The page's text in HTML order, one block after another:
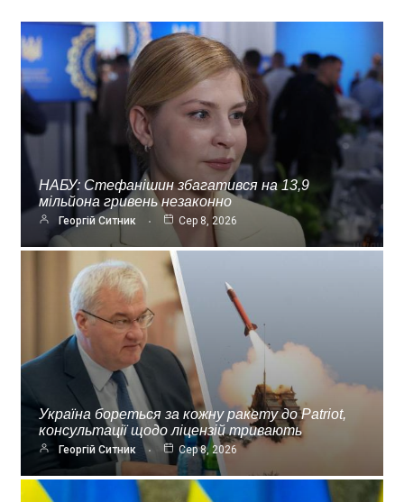
НАБУ: Стефанішин збагатився на 13,9
мільйона гривень незаконно
Георгій Ситник Сер 8, 2026
Україна бореться за кожну ракету до Patriot,
консультації щодо ліцензій тривають
Георгій Ситник Сер 8, 2026